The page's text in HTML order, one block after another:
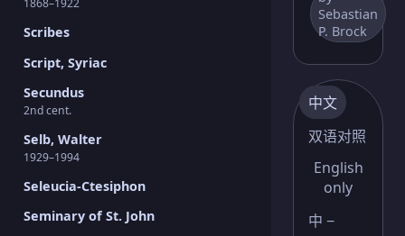
Scribes
Script, Syriac
Secundus
2nd cent.
Selb, Walter
1929–1994
Seleucia-Ctesiphon
Seminary of St. John
Sebastian
P. Brock
中文
双语对照
English
only
中 −